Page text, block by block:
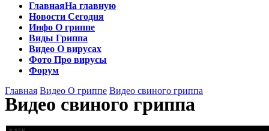
ГлавнаяНа главную
Новости Сегодня
Инфо О гриппе
Виды Гриппа
Видео О вирусах
Фото Про вирусы
Форум
Главная Видео О гриппе Видео свиного гриппа
Видео свиного гриппа